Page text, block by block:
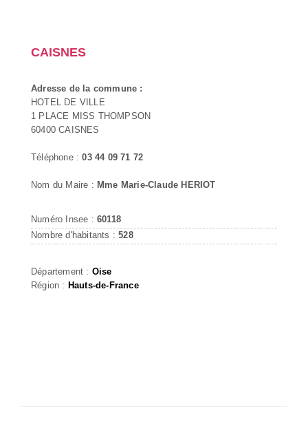
CAISNES
Adresse de la commune :
HOTEL DE VILLE
1 PLACE MISS THOMPSON
60400 CAISNES
Téléphone :03 44 09 71 72
Nom du Maire : Mme Marie-Claude HERIOT
Numéro Insee : 60118
Nombre d'habitants :528
Département : Oise
Région : Hauts-de-France